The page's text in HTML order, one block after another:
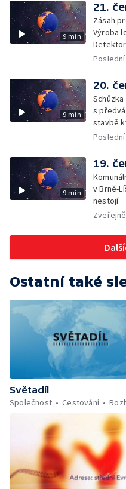
9 min
21.
Zásah
Výroba
9 min
20.
s
stavbě
9 min
19.
v Brně-
nestojí
Ostatní také
Světadíl
Společnost
Cestování